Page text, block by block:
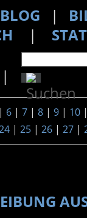
BLOG |
|
|
| 6 | 7 | 8 | 9 | 10
| 25 | 26 | 27 |